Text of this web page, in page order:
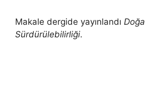
Makale dergide yayınlandı Doğa
Sürdürülebilirliği.